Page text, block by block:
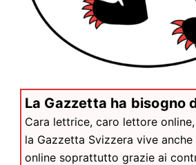
La Gazzetta ha bisogno
Cara lettrice, caro lettore online,
la Gazzetta Svizzera vive
online soprattutto grazie ai